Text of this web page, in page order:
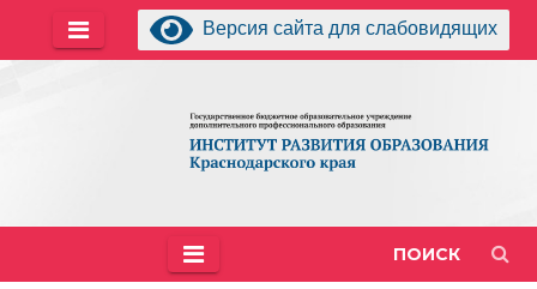
Версия сайта для слабовидящих
ПОИСК